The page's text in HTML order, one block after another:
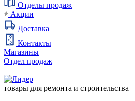
Отделы продаж
Акции
Доставка
Контакты
Магазины
Отдел продаж
товары для ремонта и строительства